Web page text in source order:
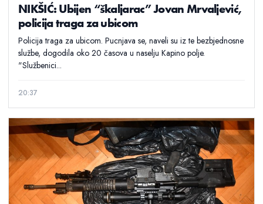
NIKŠIĆ: Ubijen “škaljarac” Jovan Mrvaljević,
policija traga za ubicom
Policija traga za ubicom. Pucnjava se, naveli su iz te bezbjednosne
službe, dogodila oko 20 časova u naselju Kapino polje.
"Službenici...
20:37